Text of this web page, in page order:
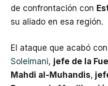
de confrontación con
su aliado en esa región.
El ataque que acabó
Soleimani, jefe de la
Mahdi al-Muhandis,